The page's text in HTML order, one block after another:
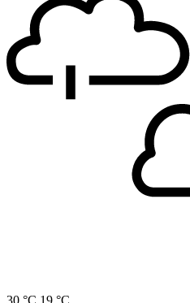
30 °C 19 °C